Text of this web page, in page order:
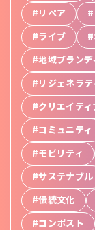
#リペア
#ライブ
#地域ブランデ
#リジェネラテ
#クリエイティ
#コミュニティ
#モビリティ
#サステナブル
#伝統文化
#コンポスト